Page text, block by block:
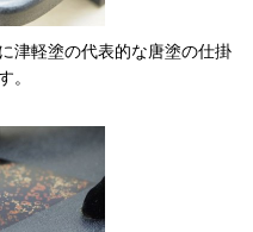
津軽塗の代表的な唐塗の仕掛
。